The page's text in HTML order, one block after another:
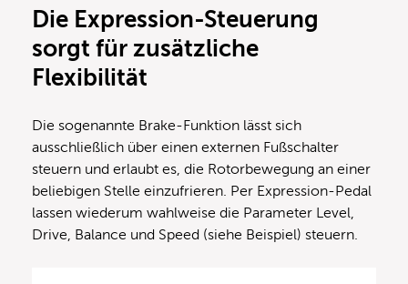
Die Expression-Steuerung
sorgt für zusätzliche
Flexibilität
Die sogenannte Brake-Funktion lässt sich
ausschließlich über einen externen Fußschalter
steuern und erlaubt es, die Rotorbewegung an einer
beliebigen Stelle einzufrieren. Per Expression-Pedal
lassen wiederum wahlweise die Parameter Level,
Drive, Balance und Speed (siehe Beispiel) steuern.